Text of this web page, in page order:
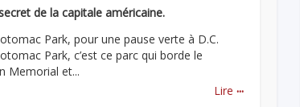
de la capitale américaine.
Park, pour une pause verte à D.C.
Park, c’est ce parc qui borde le
Memorial et...
Lire ...